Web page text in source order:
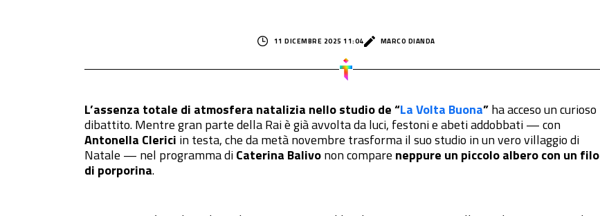
11 DICEMBRE 2025 11:04 MARCO DIANDA
L’assenza totale di atmosfera natalizia nello studio de“La Volta Buona”ha acceso un curioso
dibattito. Mentre gran parte della Rai è già avvolta da luci, festoni e abeti addobbati — con
Antonella Clerici in testa, che da metà novembre trasforma il suo studio in un vero villaggio di
Natale — nel programma diCaterina Balivonon compare neppure un piccolo albero con un filo
di porporina.